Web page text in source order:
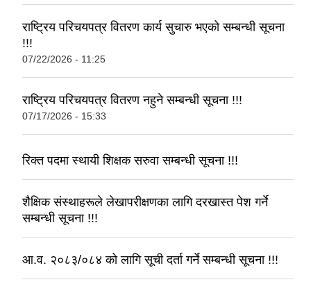
राष्ट्रिय परिचयपत्र वितरण कार्य सुचारु भएको सम्बन्धी सूचना
!!!
07/22/2026 - 11:25
राष्ट्रिय परिचयपत्र वितरण नहुने सम्बन्धी सूचना !!!
07/17/2026 - 15:33
रिक्त पदमा स्थायी शिक्षक सरुवा सम्बन्धी सूचना !!!
शैक्षिक संस्थाहरूले लेखापरीक्षणका लागि दरखास्त पेश गर्ने
सम्बन्धी सूचना !!!
आ.व. २०८३/०८४ को लागि सूची दर्ता गर्ने सम्बन्धी सूचना !!!